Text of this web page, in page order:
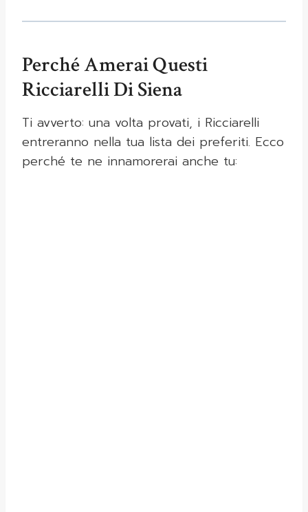
Perché Amerai Questi
Ricciarelli Di Siena
Ti avverto: una volta provati, i Ricciarelli
entreranno nella tua lista dei preferiti. Ecco
perché te ne innamorerai anche tu: